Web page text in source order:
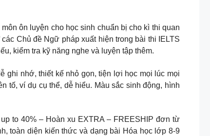
ôn luyện cho học sinh chuẩn bị cho kì thi quan
Chủ đề Ngữ pháp xuất hiện trong bài thi IELTS
kiểm tra kỹ năng nghe và luyện tập thêm.
ghi nhớ, thiết kế nhỏ gọn, tiện lợi học mọi lúc mọi
tố, ví dụ cụ thể, dễ hiểu. Màu sắc sinh động, hình
up to 40% – Hoàn xu EXTRA – FREESHIP đơn từ
toàn diện kiến thức và dạng bài Hóa học lớp 8-9